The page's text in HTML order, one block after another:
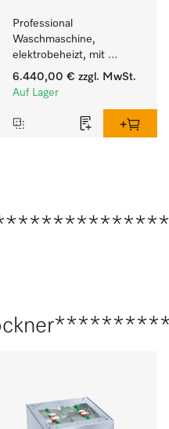
Professional
Waschmaschine,
elektrobeheizt, mit
Ablaufventil und
Waschmitteleinspülkasten,
programmierbar.
6.440,00 € zzgl. MwSt.
Auf Lager